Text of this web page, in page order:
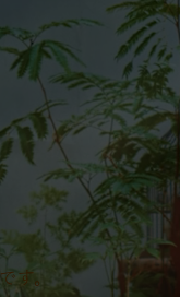
す。